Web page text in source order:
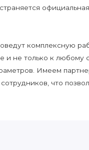
комплексную
не только к любому
Имеем
что